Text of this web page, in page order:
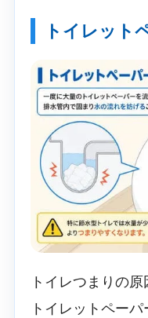
トイレット
トイレつまりの
トイレットペーパ